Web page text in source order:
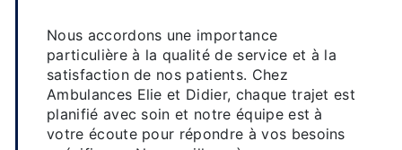
Nous accordons une importance
particulière à la qualité de service et à la
satisfaction de nos patients. Chez
Ambulances Elie et Didier, chaque trajet est
planifié avec soin et notre équipe est à
votre écoute pour répondre à vos besoins